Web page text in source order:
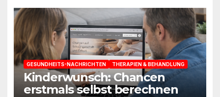
GESUNDHEITS-NACHRICHTEN THERAPIEN & BEHANDLUNG
Kinderwunsch: Chancen
erstmals selbst berechnen